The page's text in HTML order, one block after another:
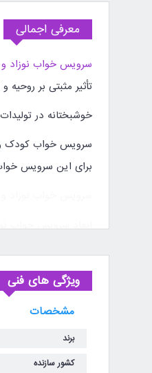
معرفی اجمالی
سرویس خواب نوزاد
تأثیر مثبتی بر روحیه
خوشبختانه در
سرویس خواب کودک و
برای این سرویس
سرویس خواب نوزاد
ابعاد سرویس خواب
تخت: 80*160 / 80*180 سانتی متر
کمد سه درب: 140*50*200 سانتی متر
دراور4 کشو :75*45*90 سانتی متر
دراور درب کمدی: 120*45*90 سانتی متر
ویژگی های فنی
مشخصات
برند
کشور سازنده